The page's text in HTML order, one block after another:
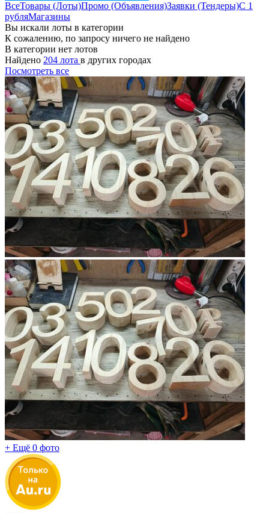
ВсеТовары (Лоты)Промо (Объявления)Заявки (Тендеры)С 1
рубляМагазины
Вы искали лоты в категории
К сожалению, по запросу ничего не найдено
В категории нет лотов
Найдено 204 лота в других городах
Посмотреть все
+ Ещё 0 фото